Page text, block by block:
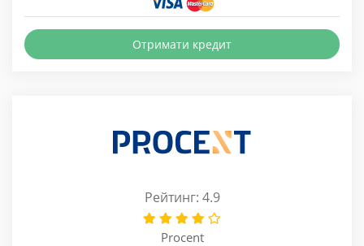
Отримати кредит
Рейтинг: 4.9
Procent